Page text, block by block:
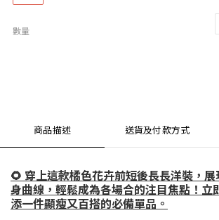
數量
商品描述 送貨及付款方式
🌻 穿上這款橘色花卉前短後長長洋裝，
身曲線，輕鬆成為各場合的注目焦點！立
添一件顯瘦又百搭的必備單品。